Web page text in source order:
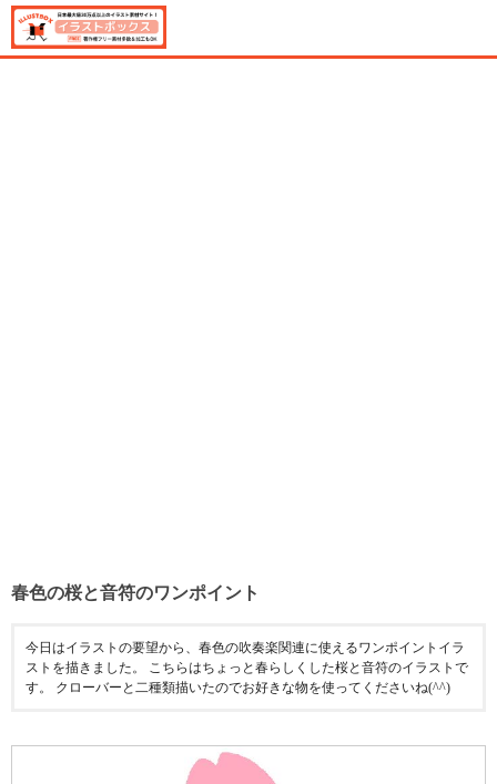
春色の桜と音符のワンポイント
今日はイラストの要望から、春色の吹奏楽関連に使えるワンポイントイラ
ストを描きました。 こちらはちょっと春らしくした桜と音符のイラストで
す。 クローバーと二種類描いたのでお好きな物を使ってくださいね(^^)